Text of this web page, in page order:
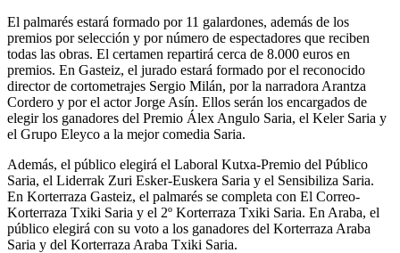
El palmarés estará formado por 11 galardones, además de los
premios por selección y por número de espectadores que reciben
todas las obras. El certamen repartirá cerca de 8.000 euros en
premios. En Gasteiz, el jurado estará formado por el reconocido
director de cortometrajes Sergio Milán, por la narradora Arantza
Cordero y por el actor Jorge Asín. Ellos serán los encargados de
elegir los ganadores del Premio Álex Angulo Saria, el Keler Saria y
el Grupo Eleyco a la mejor comedia Saria.
Además, el público elegirá el Laboral Kutxa-Premio del Público
Saria, el Liderrak Zuri Esker-Euskera Saria y el Sensibiliza Saria.
En Korterraza Gasteiz, el palmarés se completa con El Correo-
Korterraza Txiki Saria y el 2º Korterraza Txiki Saria. En Araba, el
público elegirá con su voto a los ganadores del Korterraza Araba
Saria y del Korterraza Araba Txiki Saria.